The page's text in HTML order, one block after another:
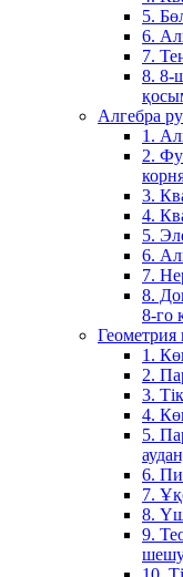
5.
6.
7.
8. 8-
Алгебра
1.
2.
3.
4.
5.
6.
7.
8.
8-го
Геометрия
1.
2.
3.
4.
5.
6.
7.
8.
9.